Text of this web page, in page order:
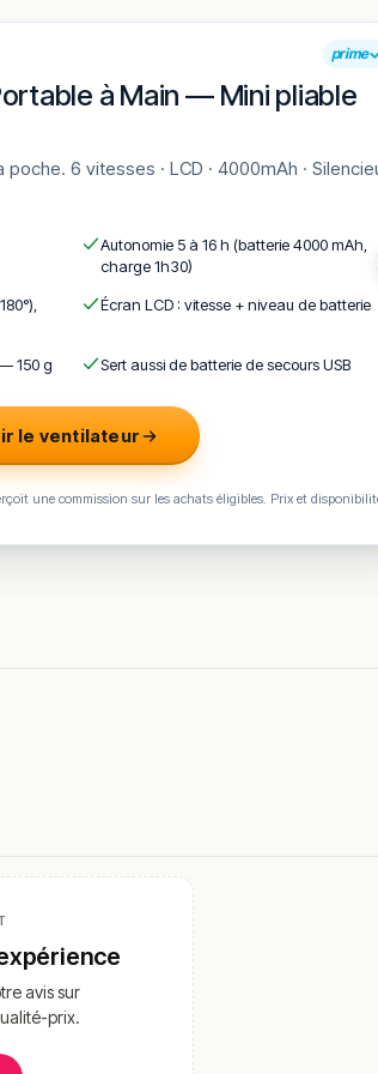
prime
à Main — Mini pliable
Autonomie 5 à 16 h (batterie 4000 mAh,
charge 1h30)
Écran LCD : vitesse + niveau de batterie
150 g Sert aussi de batterie de secours USB
le ventilateur
une commission sur les achats éligibles. Prix et
avis sur
prix.